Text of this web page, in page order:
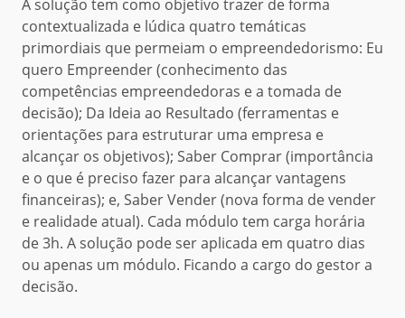
A solução tem como objetivo trazer de forma
contextualizada e lúdica quatro temáticas
primordiais que permeiam o empreendedorismo: Eu
quero Empreender (conhecimento das
competências empreendedoras e a tomada de
decisão); Da Ideia ao Resultado (ferramentas e
orientações para estruturar uma empresa e
alcançar os objetivos); Saber Comprar (importância
e o que é preciso fazer para alcançar vantagens
financeiras); e, Saber Vender (nova forma de vender
e realidade atual). Cada módulo tem carga horária
de 3h. A solução pode ser aplicada em quatro dias
ou apenas um módulo. Ficando a cargo do gestor a
decisão.